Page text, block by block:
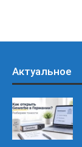
Актуальное